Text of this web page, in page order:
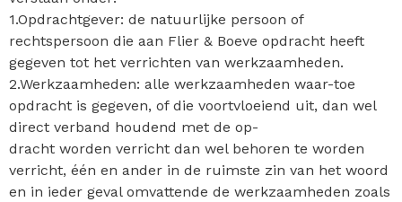
1.Opdrachtgever: de natuurlijke persoon of
rechtspersoon die aan Flier & Boeve opdracht heeft
gegeven tot het verrichten van werkzaamheden.
2.Werkzaamheden: alle werkzaamheden waar-toe
opdracht is gegeven, of die voortvloeiend uit, dan wel
direct verband houdend met de op-
dracht worden verricht dan wel behoren te worden
verricht, één en ander in de ruimste zin van het woord
en in ieder geval omvattende de werkzaamheden zoals